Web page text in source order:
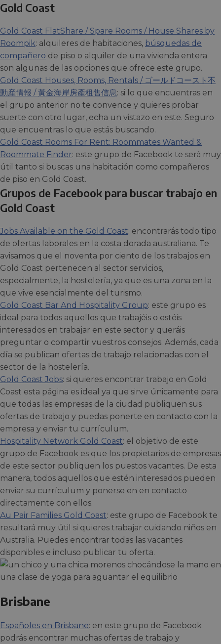
Gold Coast
Gold Coast FlatShare / Spare Rooms / House Shares by
Roompik: alquileres de habitaciones, búsquedas de
compañero de piso o alquiler de una vivienda entera
son algunas de las opciones que ofrece este grupo.
Gold Coast Houses, Rooms, Rentals / ゴールドコースト不
動産情報 / 黃金海岸房產租售信息: si lo que encuentras en
el grupo anterior no te convence y quieres probar
suerte con otro lugar, echa un vistazo en este. Seguro
que encuentras lo que estás buscando.
Gold Coast Rooms For Rent: Roommates Wanted &
Roommate Finder: este grupo de Facebook te será muy
útil tanto si buscas una habitación como compañeros
de piso en Gold Coast.
Grupos de Facebook para buscar trabajo en
Gold Coast
Jobs Available on the Gold Coast: encontrarás todo tipo
de ofertas laborales en la costa dorada australiana. Te
avisamos que el noventa por ciento de los trabajos en
Gold Coast pertenecen al sector servicios,
especialmente, la hostelería, ya que es una zona en la
que vive esencialmente del turismo.
Gold Coast Bar And Hospitality Group: este grupo es
ideal para todos aquellos que trabajéis o estéis
interesados en trabajar en este sector y queráis
preguntar o compartir vuestros consejos. Además, cada
día se publican ofertas de trabajo relacionadas con el
sector de la hostelería.
Gold Coast Jobs: si quieres encontrar trabajo en Gold
Coast esta página es ideal ya que sirve únicamente para
que todas las empresas de la ciudad publiquen sus
ofertas de trabajo y puedas ponerte en contacto con la
empresa y enviar tu currículum.
Hospitality Network Gold Coast: el objetivo de este
grupo de Facebook es que los propietarios de empresas
de este sector publiquen los puestos vacantes. De esta
manera, todos aquellos que estén interesados pueden
enviar su currículum y ponerse en en contacto
directamente con ellos.
Au Pair Families Gold Coast: este grupo de Facebook te
resultará muy útil si quieres trabajar cuidando niños en
Australia. Puedes encontrar todas las vacantes
disponibles e incluso publicar tu oferta.
Brisbane
Españoles en Brisbane: en este grupo de Facebook
podrás encontrar muchas ofertas de trabajo y